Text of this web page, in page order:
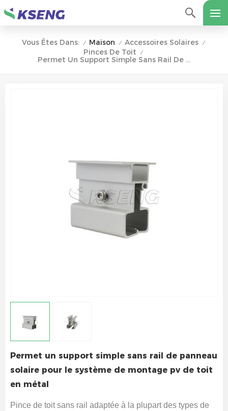
Vous Êtes Dans: / Maison / Accessoires Solaires /
Pinces De Toit /
Permet Un Support Simple Sans Rail De Panneau Solaire Pour Le Système De Montage Pv De Toit En Métal
Permet un support simple sans rail de panneau
solaire pour le système de montage pv de toit
en métal
Pince de toit sans rail adaptée à la plupart des types de